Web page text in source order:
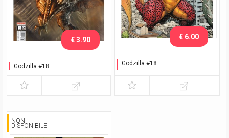
Godzilla #18
€ 3.90
Godzilla #18
€ 6.00
NON
DISPONIBILE